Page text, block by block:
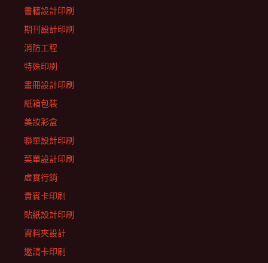
書籍設計印刷
期刊設計印刷
消防工程
特殊印刷
畫冊設計印刷
紙箱包裝
美妝彩盒
聯單設計印刷
菜單設計印刷
虛實行銷
貴賓卡印刷
貼紙設計印刷
資料夾設計
邀請卡印刷